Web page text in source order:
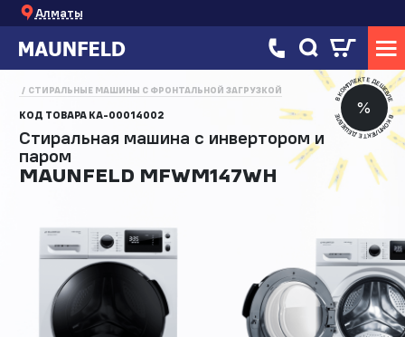
Алматы
%
В КОМПЛЕКТЕ ДЕШЕВЛЕ
В КОМПЛЕКТЕ ДЕШЕВЛЕ
СТИРАЛЬНЫЕ МАШИНЫ С ФРОНТАЛЬНОЙ ЗАГРУЗКОЙ
КОД ТОВАРА КА-00014002
Стиральная машина с инвертором и
паром
MAUNFELD MFWM147WH